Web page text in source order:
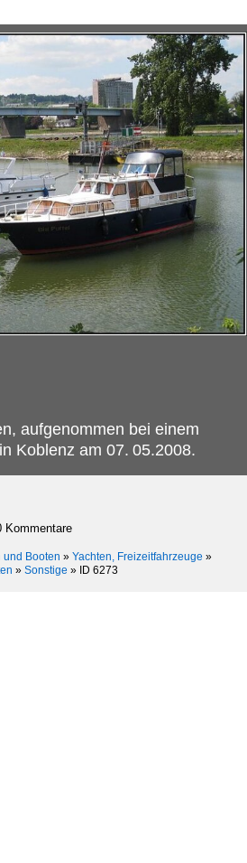
aufgenommen bei einem
Koblenz am 07. 05.2008.
Kommentare
und Booten » Yachten, Freizeitfahrzeuge »
» Sonstige » ID 6273